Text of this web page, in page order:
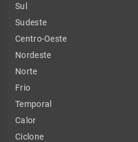
Sul
Sudeste
Centro-Oeste
Nordeste
Norte
Frio
Temporal
Calor
Ciclone